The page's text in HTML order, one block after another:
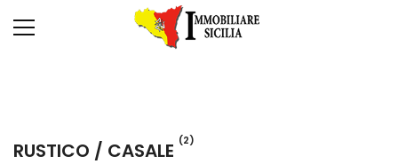
RUSTICO / CASALE (2)